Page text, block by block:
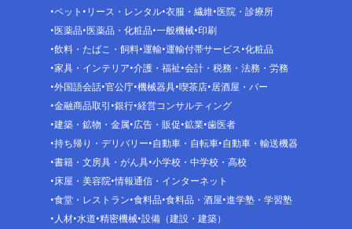
ペット リース・レンタル 衣服・繊維 医院・診療所
医薬品 医薬品・化粧品 一般機械 印刷
飲料・たばこ・飼料 運輸 運輸付帯サービス 化粧品
家具・インテリア 介護・福祉 会計・税務・法務・労務
外国語会話 官公庁 機械器具 喫茶店 居酒屋・バー
金融商品取引 銀行 経営コンサルティング
建築・鉱物・金属 広告・販促 鉱業 歯医者
持ち帰り・デリバリー 自動車・自転車 自動車・輸送機器
書籍・文房具・がん具 小学校・中学校・高校
床屋・美容院 情報通信・インターネット
食堂・レストラン 食料品 食料品・酒屋 進学塾・学習塾
人材 水道 精密機械 設備（建設・建築）